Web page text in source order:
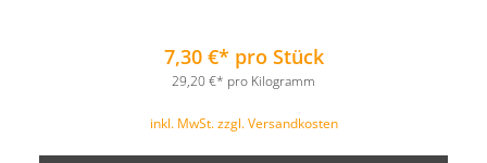
7,30 €* pro Stück
29,20 €* pro Kilogramm
inkl. MwSt. zzgl. Versandkosten